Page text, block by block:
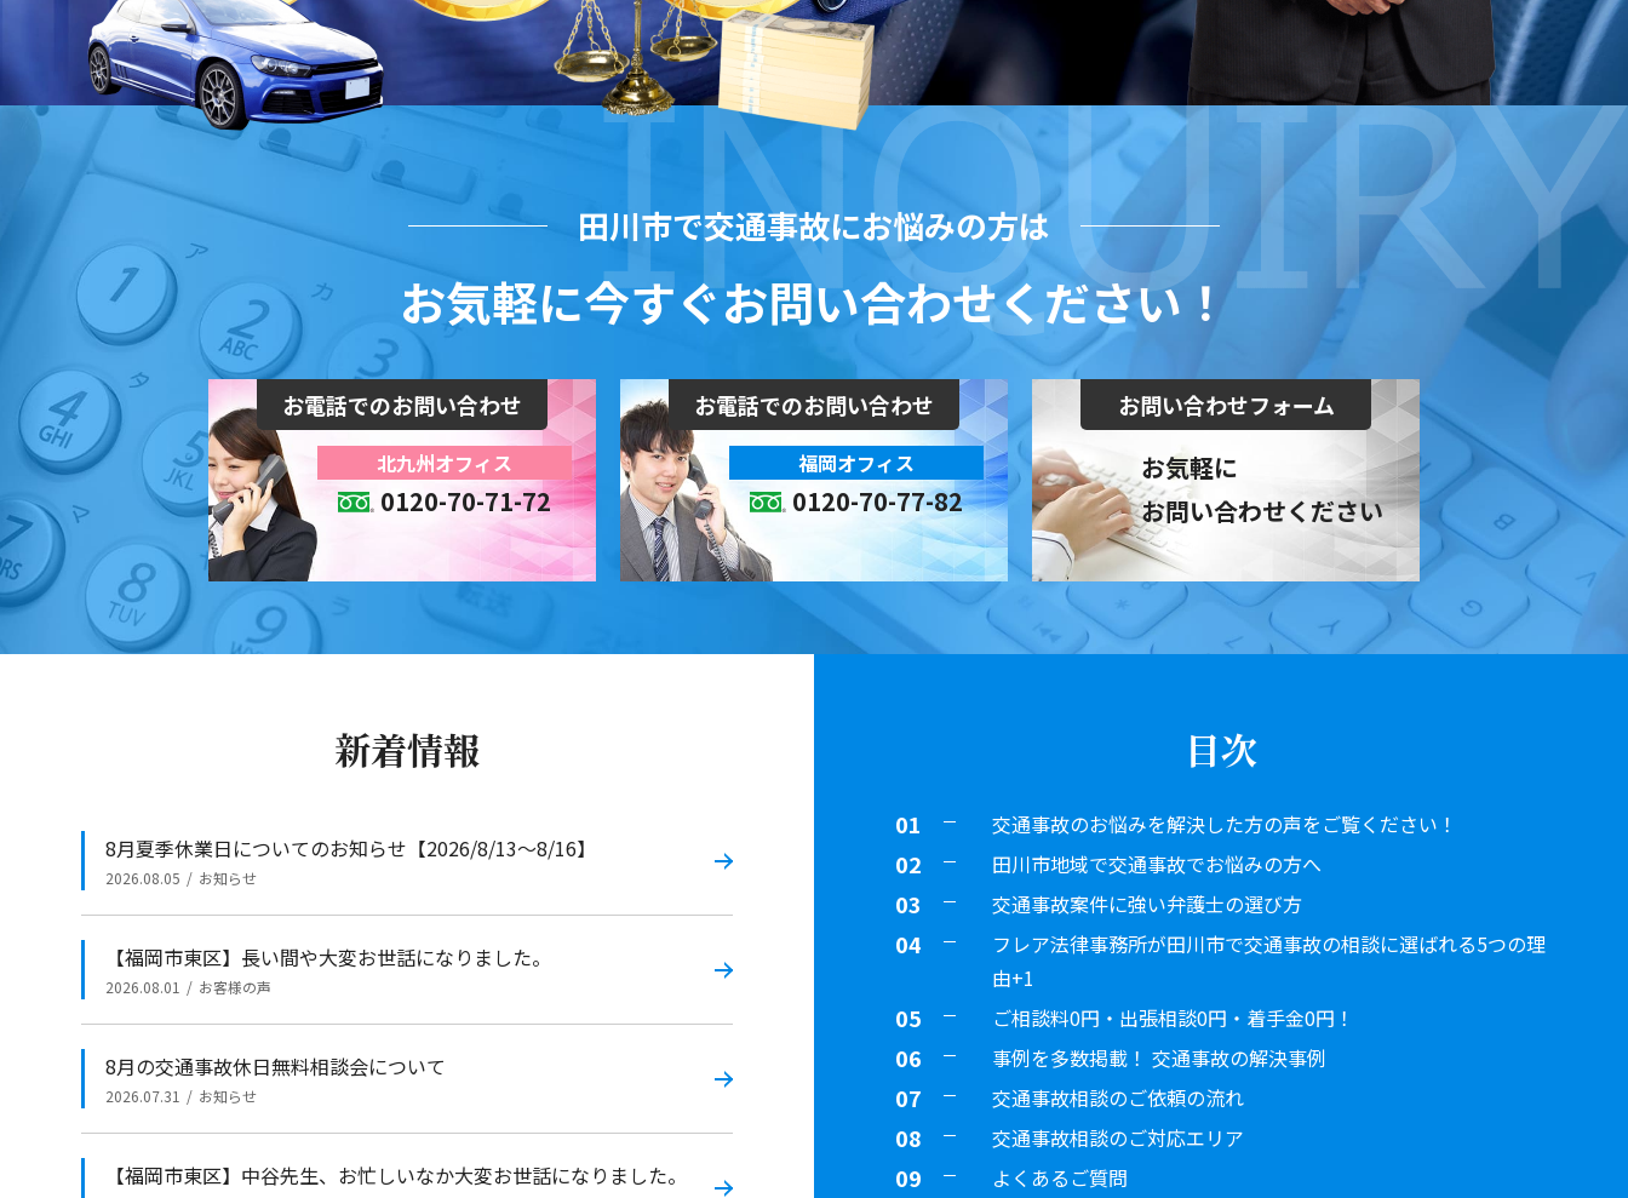
田川市で交通事故にお悩みの方は
お気軽に今すぐお問い合わせください！
お電話でのお問い合わせ
北九州オフィス
0120-70-71-72
お電話でのお問い合わせ
福岡オフィス
0120-70-77-82
お問い合わせフォーム
お気軽に
お問い合わせください
新着情報
8月夏季休業日についてのお知らせ【2026/8/13～8/16】
2026.08.05 お知らせ
【福岡市東区】長い間や大変お世話になりました。
2026.08.01 お客様の声
8月の交通事故休日無料相談会について
2026.07.31 お知らせ
【福岡市東区】中谷先生、お忙しいなか大変お世話になりました。
目次
交通事故のお悩みを解決した方の声をご覧ください！
田川市地域で交通事故でお悩みの方へ
交通事故案件に強い弁護士の選び方
フレア法律事務所が田川市で交通事故の相談に選ばれる5つの理
由+1
ご相談料0円・出張相談0円・着手金0円！
事例を多数掲載！ 交通事故の解決事例
交通事故相談のご依頼の流れ
交通事故相談のご対応エリア
よくあるご質問